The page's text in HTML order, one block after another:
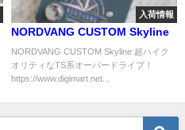
入荷情報
NORDVANG CUSTOM Skyline
NORDVANG CUSTOM Skyline 超ハイク
オリティなTS系オーバードライブ！
https://www.digimart.net...